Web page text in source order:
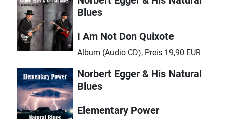
Blues
I Am Not Don Quixote
Album (Audio CD), Preis 19,90 EUR
Norbert Egger & His Natural
Blues
Elementary Power